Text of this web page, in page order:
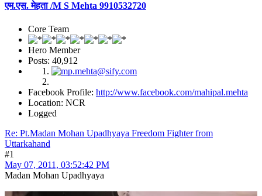
एम.एस. मेहता /M S Mehta 9910532720
Core Team
Hero Member
Posts: 40,912
Facebook Profile: http://www.facebook.com/mahipal.mehta
Location: NCR
Logged
Re: Pt.Madan Mohan Upadhyaya Freedom Fighter from
Uttarkahand
#1
May 07, 2011, 03:52:42 PM
Madan Mohan Upadhyaya